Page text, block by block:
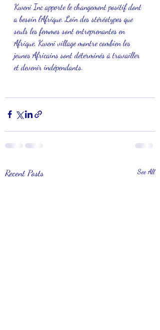
Kweni Inc apporte le changement positif dont
a besoin l'Afrique. Loin des stéréotypes que
seuls les femmes sont entreprenantes en
Afrique, Kweni village montre combien les
jeunes Africains sont déterminés à travailler
et devenir indépendants.
Recent Posts See All